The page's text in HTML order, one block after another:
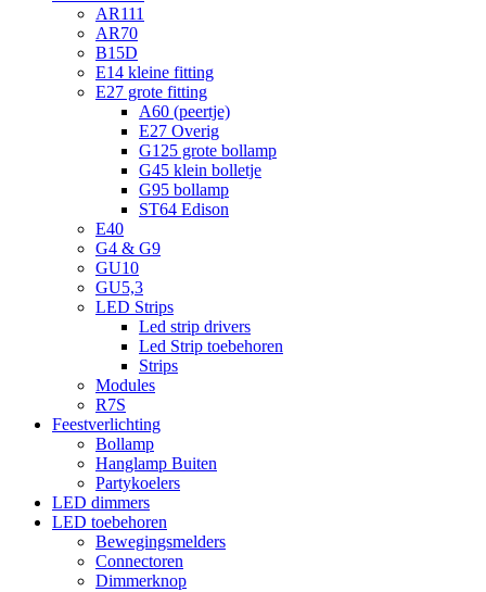
AR111
AR70
B15D
E14 kleine fitting
E27 grote fitting
A60 (peertje)
E27 Overig
G125 grote bollamp
G45 klein bolletje
G95 bollamp
ST64 Edison
E40
G4 & G9
GU10
GU5,3
LED Strips
Led strip drivers
Led Strip toebehoren
Strips
Modules
R7S
Feestverlichting
Bollamp
Hanglamp Buiten
Partykoelers
LED dimmers
LED toebehoren
Bewegingsmelders
Connectoren
Dimmerknop